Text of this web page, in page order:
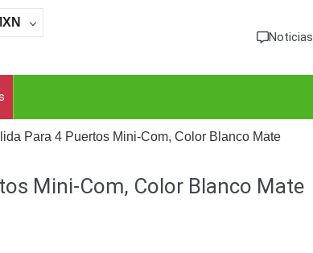
Noticias
Cajas de
Para 4 Puertos Mini-Com, Color Blanco Mate
Mini-Com, Color Blanco Mate